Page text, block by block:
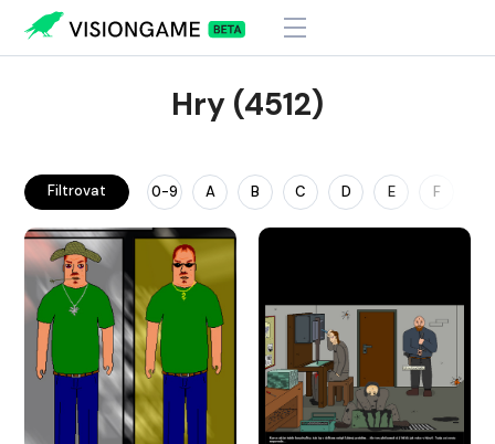
Hry (4512)
Filtrovat 0-9 A B C D E F